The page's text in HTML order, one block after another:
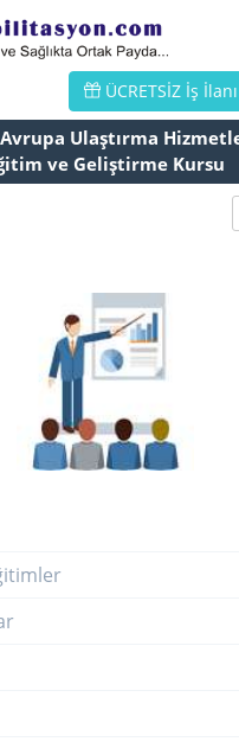
ÜCRETSİZ İş İlanı
Ulaştırma
ve Geliştirme Kursu